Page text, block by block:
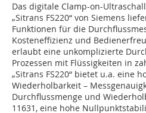
Das digitale Clamp-on-
„Sitrans FS220“ von Siemens
Funktionen für die
Kosteneffizienz und
erlaubt eine unkomplizierte
Prozessen mit Flüssigkeiten in
„Sitrans FS220“ bietet u.a. eine
Wiederholbarkeit –
Durchflussmenge und
11631, eine hohe